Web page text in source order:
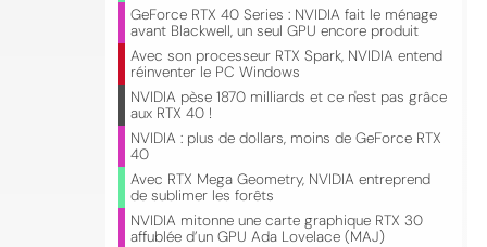
GeForce RTX 40 Series : NVIDIA fait le ménage
avant Blackwell, un seul GPU encore produit
Avec son processeur RTX Spark, NVIDIA entend
réinventer le PC Windows
NVIDIA pèse 1870 milliards et ce n'est pas grâce
aux RTX 40 !
NVIDIA : plus de dollars, moins de GeForce RTX
40
Avec RTX Mega Geometry, NVIDIA entreprend
de sublimer les forêts
NVIDIA mitonne une carte graphique RTX 30
affublée d’un GPU Ada Lovelace (MAJ)